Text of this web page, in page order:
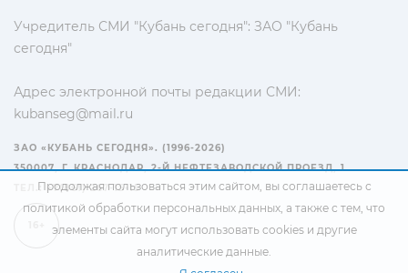
Учредитель СМИ "Кубань сегодня": ЗАО "Кубань
сегодня"
Адрес электронной почты редакции СМИ:
kubanseg@mail.ru
ЗАО «КУБАНЬ СЕГОДНЯ». (1996-2026)
350007, Г. КРАСНОДАР, 2-Й НЕФТЕЗАВОДСКОЙ ПРОЕЗД, 1
ТЕЛ.: +7(861) 267-15-15
Продолжая пользоваться этим сайтом, вы соглашаетесь с
политикой обработки персональных данных, а также с тем, что
элементы сайта могут использовать cookies и другие
аналитические данные.